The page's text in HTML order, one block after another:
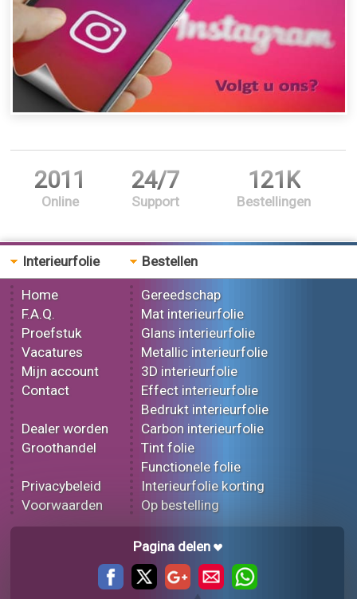
2011
Online
24/7
Support
121K
Bestellingen
Interieurfolie
Home
F.A.Q.
Proefstuk
Vacatures
Mijn account
Contact
Dealer worden
Groothandel
Privacybeleid
Voorwaarden
Bestellen
Gereedschap
Mat interieurfolie
Glans interieurfolie
Metallic interieurfolie
3D interieurfolie
Effect interieurfolie
Bedrukt interieurfolie
Carbon interieurfolie
Tint folie
Functionele folie
Interieurfolie korting
Op bestelling
Pagina delen